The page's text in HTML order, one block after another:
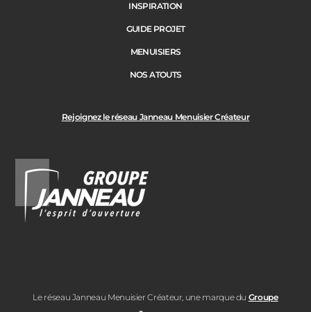
Rejoignez le réseau Janneau Menuisier Créateur
Le réseau Janneau Menuisier Créateur, une marque du Groupe
INSPIRATION
GUIDE PROJET
MENUISIERS
NOS ATOUTS